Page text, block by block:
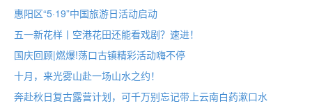
惠阳区“5·19”中国旅游日活动启动
五一新花样丨空港花田还能看戏剧？速进！
国庆回顾|燃爆!荡口古镇精彩活动嗨不停
十月，来光雾山赴一场山水之约！
奔赴秋日复古露营计划，可千万别忘记带上云南白药漱口水